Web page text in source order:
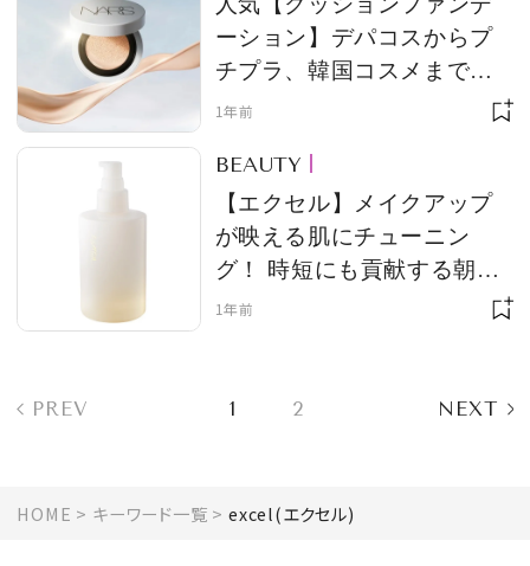
ーション】デパコスからプ
チプラ、韓国コスメまで網
羅！【2025年最新】
1年前
BEAUTY
【エクセル】メイクアップ
が映える肌にチューニン
グ！ 時短にも貢献する朝用
スキンローション
1年前
PREV 1 2 NEXT
HOME キーワード一覧 excel(エクセル)